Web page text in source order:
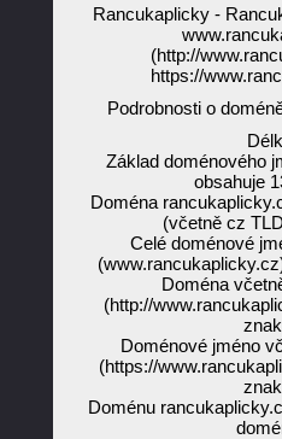
Rancukaplicky -
(http://
https://
Podrobnosti o
Základ doménového
obsahuje
Doména
(včetně cz
Celé doménové
Doména
(http://
Doménové jméno
(https://
Doménu